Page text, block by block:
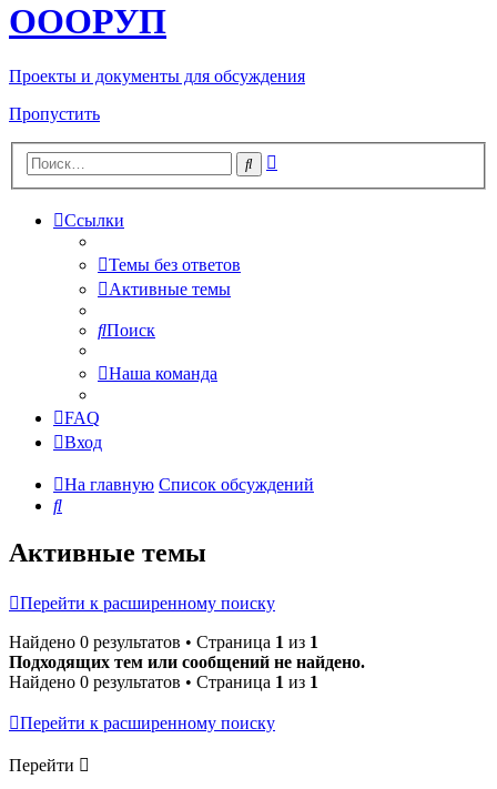
ОООРУП
Проекты и документы для обсуждения
Пропустить
Поиск
Ссылки
Темы без ответов
Активные темы
Поиск
Наша команда
FAQ
Вход
На главную Список обсуждений
Поиск
Активные темы
Перейти к расширенному поиску
Найдено 0 результатов • Страница 1 из 1
Подходящих тем или сообщений не найдено.
Найдено 0 результатов • Страница 1 из 1
Перейти к расширенному поиску
Перейти